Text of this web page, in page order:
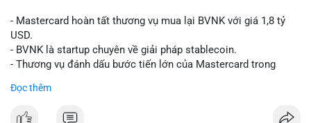
- Mastercard hoàn tất thương vụ mua lại BVNK với giá 1,8 tỷ
USD.
- BVNK là startup chuyên về giải pháp stablecoin.
- Thương vụ đánh dấu bước tiến lớn của Mastercard trong
Đọc thêm